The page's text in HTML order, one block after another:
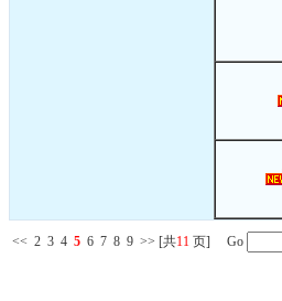
<< 2 3 4 5 6 7 8 9 >> [共11 页] Go